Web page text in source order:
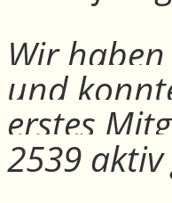
Wir
und
erstes
2539